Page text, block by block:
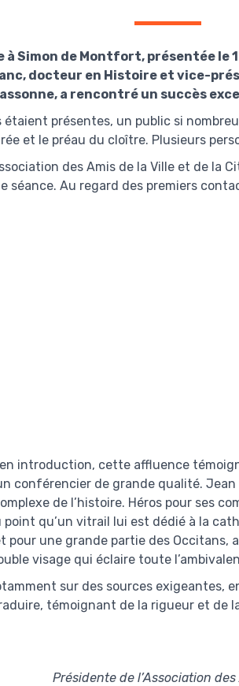
Simon de Montfort, présentée le
docteur en Histoire et vice-
a rencontré un succès
présentes, un public si
et le préau du cloître. Plusieurs
des Amis de la Ville et de la
séance. Au regard des premiers
introduction, cette affluence
conférencier de grande qualité.
de l’histoire. Héros pour ses
qu’un vitrail lui est dédié à la
pour une grande partie des Occitans,
visage qui éclaire toute
sur des sources exigeantes,
témoignant de la rigueur et de
Présidente de l’Association